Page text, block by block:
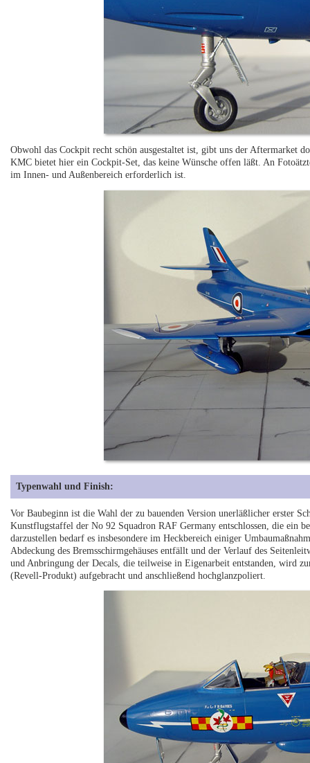
Obwohl das Cockpit recht schön ausgestaltet ist, gibt uns der Aftermarket
KMC bietet hier ein Cockpit-Set, das keine Wünsche offen läßt. An
im Innen- und Außenbereich erforderlich ist.
Typenwahl und Finish:
Vor Baubeginn ist die Wahl der zu bauenden Version unerläßlicher erster
Kunstflugstaffel der No 92 Squadron RAF Germany entschlossen, die ein
darzustellen bedarf es insbesondere im Heckbereich einiger
Abdeckung des Bremsschirmgehäuses entfällt und der Verlauf des
und Anbringung der Decals, die teilweise in Eigenarbeit entstanden, wird
(Revell-Produkt) aufgebracht und anschließend hochglanzpoliert.